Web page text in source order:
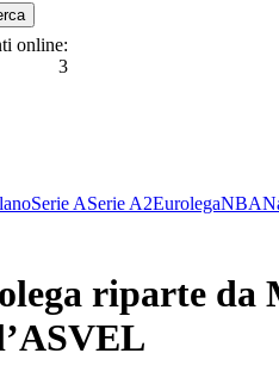
online:
3
Serie ASerie A2EurolegaNBA
riparte da